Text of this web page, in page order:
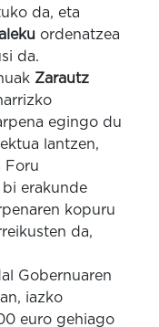
da, eta
ordenatzea
da.
Zarautz
egingo du
lantzen,
Foru
erakunde
kopuru
da,
Gobernuaren
iazko
euro gehiago